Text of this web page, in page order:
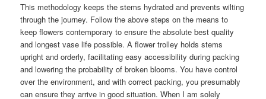
This methodology keeps the stems hydrated and prevents wilting
through the journey. Follow the above steps on the means to
keep flowers contemporary to ensure the absolute best quality
and longest vase life possible. A flower trolley holds stems
upright and orderly, facilitating easy accessibility during packing
and lowering the probability of broken blooms. You have control
over the environment, and with correct packing, you presumably
can ensure they arrive in good situation. When I am solely